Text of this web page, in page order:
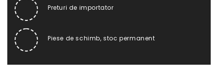
Preturi de importator
Piese de schimb, stoc permanent